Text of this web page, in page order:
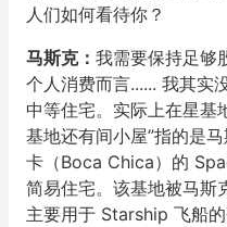
人们如何看待你？
马斯克： 我需要保持足够
个人消费而言...... 我其实
中等住宅。实际上在星基
基地还有间小屋”指的是
卡（Boca Chica）的
简易住宅。该基地被马斯
主要用于 Starship 飞船的